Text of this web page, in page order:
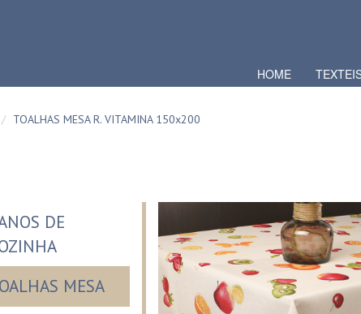
HOME
TOALHAS MESA R. VITAMINA 150x200
DE
MESA